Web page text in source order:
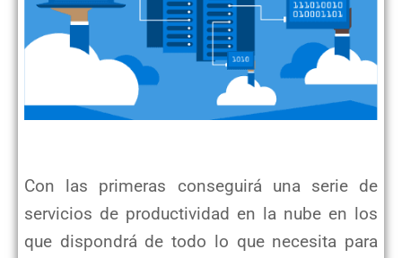
Con las primeras conseguirá una serie de
servicios de productividad en la nube en los
que dispondrá de todo lo que necesita para